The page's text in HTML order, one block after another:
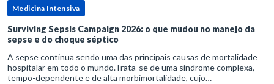
Medicina Intensiva
Surviving Sepsis Campaign 2026: o que mudou no manejo da
sepse e do choque séptico
A sepse continua sendo uma das principais causas de mortalidade
hospitalar em todo o mundo.Trata-se de uma síndrome complexa,
tempo-dependente e de alta morbimortalidade, cujo